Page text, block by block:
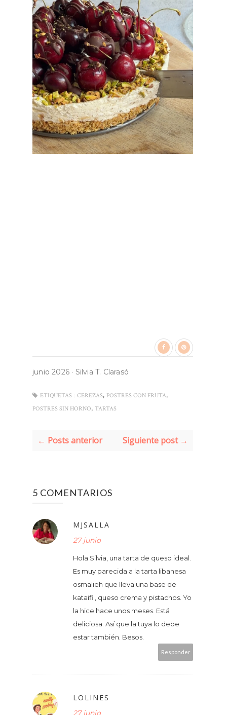
junio 2026 · Silvia T. Clarasó
ETIQUETAS : CEREZAS, POSTRES CON FRUTA,
POSTRES SIN HORNO, TARTAS
← Posts anterior Siguiente post →
5 COMENTARIOS
MJSALLA
27 junio
Hola Silvia, una tarta de queso ideal.
Es muy parecida a la tarta libanesa
osmalieh que lleva una base de
kataifi , queso crema y pistachos. Yo
la hice hace unos meses. Está
deliciosa. Así que la tuya lo debe
estar también. Besos.
Responder
LOLINES
27 junio